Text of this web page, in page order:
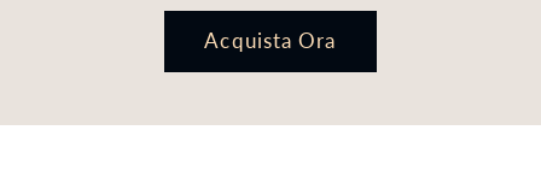
Acquista Ora